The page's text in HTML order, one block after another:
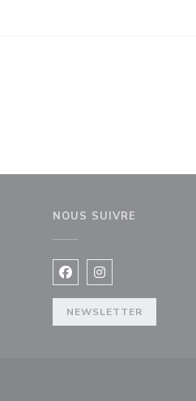
NOUS SUIVRE
Facebook ((ouvre une
Instagram
NEWSLETTER